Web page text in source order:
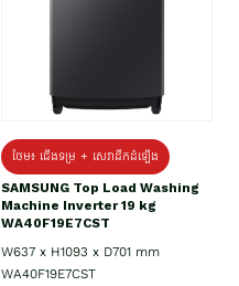
ថែម៖ ជើងទម្រ + សេវាដឹកដំឡើង
SAMSUNG Top Load Washing
Machine Inverter 19 kg
WA40F19E7CST
W637 x H1093 x D701 mm
WA40F19E7CST